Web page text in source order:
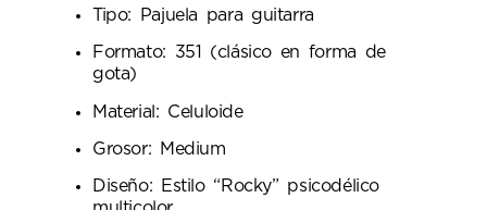
Tipo: Pajuela para guitarra
Formato: 351 (clásico en forma de
gota)
Material: Celuloide
Grosor: Medium
Diseño: Estilo “Rocky” psicodélico